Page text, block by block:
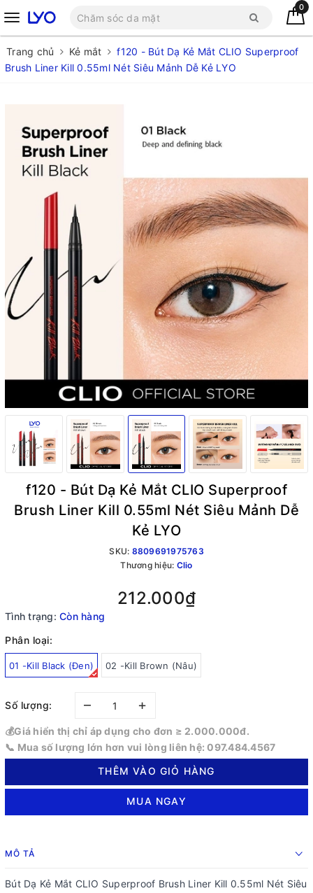
0
Trang chủ Kẻ mắt
f120 - Bút Dạ Kẻ Mắt CLIO Superproof
Brush Liner Kill 0.55ml Nét Siêu Mảnh Dễ Kẻ LYO
f120 - Bút Dạ Kẻ Mắt CLIO Superproof
Brush Liner Kill 0.55ml Nét Siêu Mảnh Dễ
Kẻ LYO
SKU: 8809691975763
Thương hiệu: Clio
212.000₫
Tình trạng: Còn hàng
Phân loại:
01 -Kill Black (Đen) 02 -Kill Brown (Nâu)
Số lượng: – +
💰Giá hiển thị chỉ áp dụng cho đơn ≥ 2.000.000đ.
📞 Mua số lượng lớn hơn vui lòng liên hệ: 097.484.4567
THÊM VÀO GIỎ HÀNG
MUA NGAY
MÔ TẢ
Bút Dạ Kẻ Mắt CLIO Superproof Brush Liner Kill 0.55ml Nét Siêu